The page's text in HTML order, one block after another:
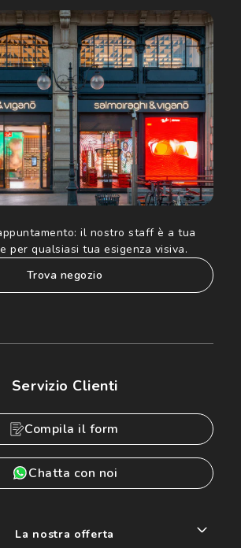
confermo di avere più di 16 anni e
dei miei Dati Personali da parte di
per l'invio di offerte speciali, novità
di carattere pubblicitario (consultare
privacyper ulteriori informazioni).
il nostro staff è a tua
per qualsiasi tua esigenza visiva.
trova negozio
Servizio Clienti
Compila il form
Chatta con noi
La nostra offerta